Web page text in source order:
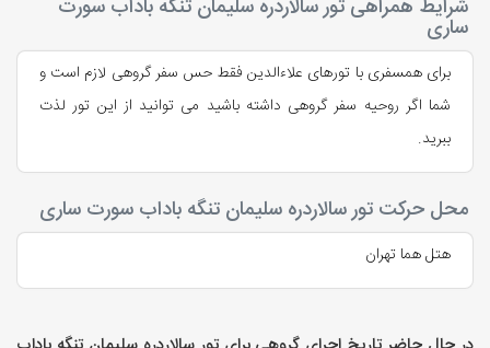
شرایط همراهی تور سالاردره سلیمان تنگه باداب سورت
ساری
برای همسفری با تورهای علاءالدین فقط حس سفر گروهی لازم است و
شما اگر روحیه سفر گروهی داشته باشید می توانید از این تور لذت
ببرید.
محل حرکت تور سالاردره سلیمان تنگه باداب سورت ساری
هتل هما تهران